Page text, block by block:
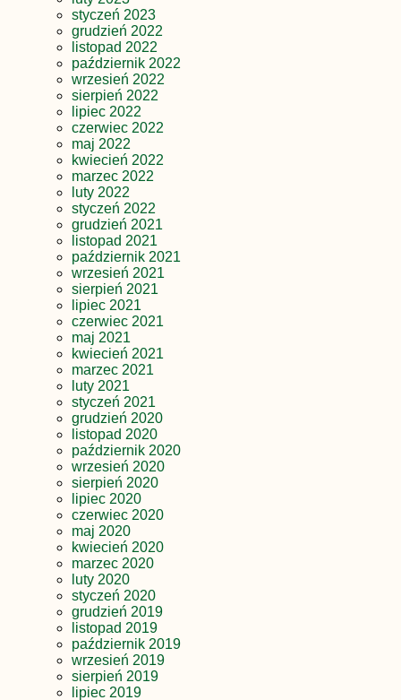
styczeń 2023
grudzień 2022
listopad 2022
październik 2022
wrzesień 2022
sierpień 2022
lipiec 2022
czerwiec 2022
maj 2022
kwiecień 2022
marzec 2022
luty 2022
styczeń 2022
grudzień 2021
listopad 2021
październik 2021
wrzesień 2021
sierpień 2021
lipiec 2021
czerwiec 2021
maj 2021
kwiecień 2021
marzec 2021
luty 2021
styczeń 2021
grudzień 2020
listopad 2020
październik 2020
wrzesień 2020
sierpień 2020
lipiec 2020
czerwiec 2020
maj 2020
kwiecień 2020
marzec 2020
luty 2020
styczeń 2020
grudzień 2019
listopad 2019
październik 2019
wrzesień 2019
sierpień 2019
lipiec 2019